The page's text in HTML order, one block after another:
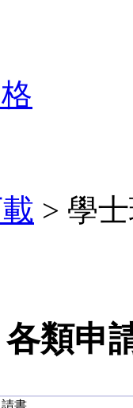
> 學
類申
書